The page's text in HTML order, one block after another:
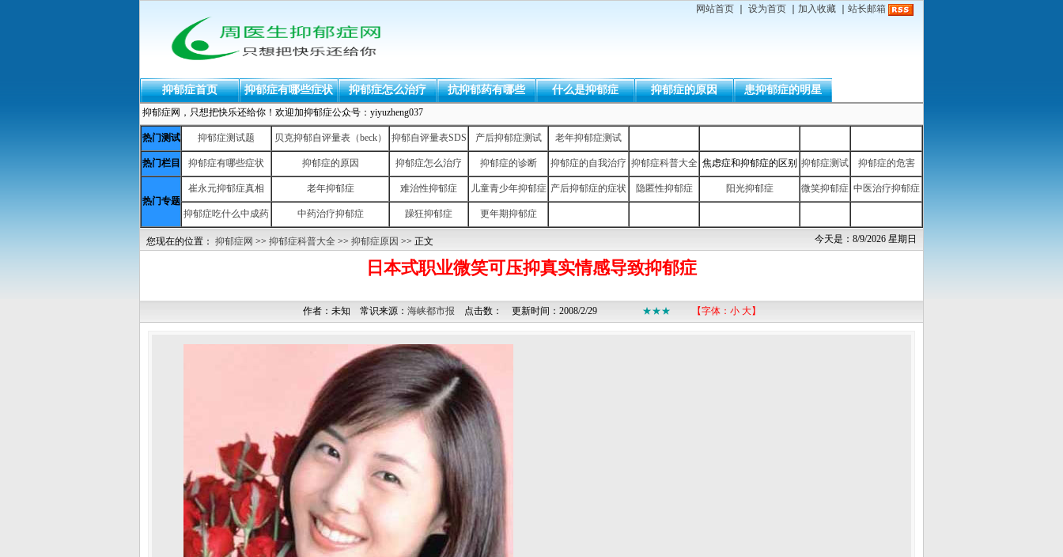
网站首页 设为首页 加入收藏 站长邮箱
抑郁症首页 抑郁症有哪些症状 抑郁症怎么治疗 抗抑郁药有哪些 什么是抑郁症 抑郁症的原因 患抑郁症的明星
抑郁症网，只想把快乐还给你！欢迎加抑郁症公众号：yiyuzheng037
热门测试 抑郁症测试题 贝克抑郁自评量表（beck） 抑郁自评量表SDS 产后抑郁症测试 老年抑郁症测试
热门栏目 抑郁症有哪些症状 抑郁症的原因 抑郁症怎么治疗 抑郁症的诊断 抑郁症的自我治疗 抑郁症科普大全 焦虑症和抑郁症的区别 抑郁症测试 抑郁症的危害
热门专题
崔永元抑郁症真相 老年抑郁症 难治性抑郁症 儿童青少年抑郁症 产后抑郁症的症状 隐匿性抑郁症 阳光抑郁症 微笑抑郁症 中医治疗抑郁症
抑郁症吃什么中成药 中药治疗抑郁症 躁狂抑郁症 更年期抑郁症
今天是：8/9/2026 星期日
您现在的位置： 抑郁症网 >> 抑郁症科普大全 >> 抑郁症原因 >> 正文
日本式职业微笑可压抑真实情感导致抑郁症
作者：未知 常识来源： 海峡都市报 点击数： 更新时间：2008/2/29 ★★★ 【字体： 小 大】